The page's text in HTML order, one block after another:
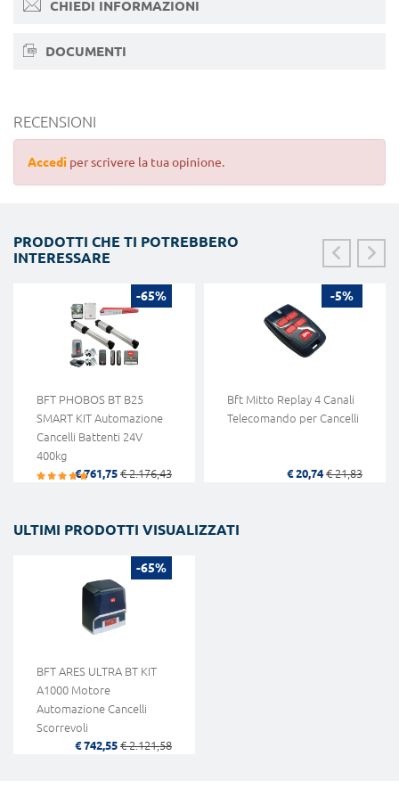
CHIEDI INFORMAZIONI
DOCUMENTI
RECENSIONI
Accedi per scrivere la tua opinione.
PRODOTTI CHE TI POTREBBERO
INTERESSARE
-65%
BFT PHOBOS BT B25
SMART KIT Automazione
Cancelli Battenti 24V
400kg
€ 761,75 € 2.176,43
-5%
Bft Mitto Replay 4 Canali
Telecomando per Cancelli
€ 20,74 € 21,83
ULTIMI PRODOTTI VISUALIZZATI
-65%
BFT ARES ULTRA BT KIT
A1000 Motore
Automazione Cancelli
Scorrevoli
€ 742,55 € 2.121,58